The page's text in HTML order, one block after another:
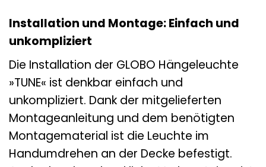
Installation und Montage: Einfach und
unkompliziert
Die Installation der GLOBO Hängeleuchte
»TUNE« ist denkbar einfach und
unkompliziert. Dank der mitgelieferten
Montageanleitung und dem benötigten
Montagematerial ist die Leuchte im
Handumdrehen an der Decke befestigt.